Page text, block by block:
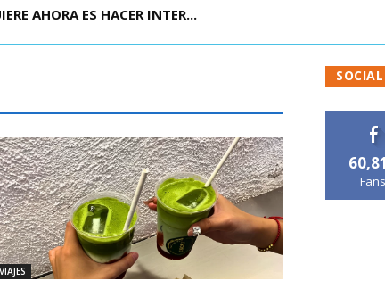
ECONOMÍA SE ESTÁ ENC...
VIAJES
SOCIAL
Fans